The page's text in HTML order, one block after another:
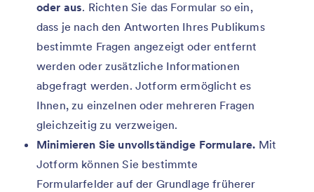
oder aus. Richten Sie das Formular so ein,
dass je nach den Antworten Ihres Publikums
bestimmte Fragen angezeigt oder entfernt
werden oder zusätzliche Informationen
abgefragt werden. Jotform ermöglicht es
Ihnen, zu einzelnen oder mehreren Fragen
gleichzeitig zu verzweigen.
Minimieren Sie unvollständige Formulare. Mit
Jotform können Sie bestimmte
Formularfelder auf der Grundlage früherer